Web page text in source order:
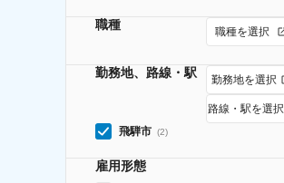
職種 職種を選択
勤務地、路線・駅 勤務地を選択
路線・駅を選択
飛騨市 (2)
雇用形態